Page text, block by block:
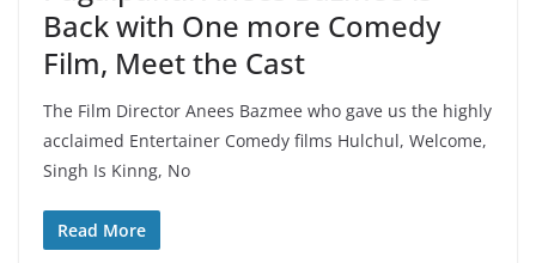
Back with One more Comedy
Film, Meet the Cast
The Film Director Anees Bazmee who gave us the highly
acclaimed Entertainer Comedy films Hulchul, Welcome,
Singh Is Kinng, No
Read More